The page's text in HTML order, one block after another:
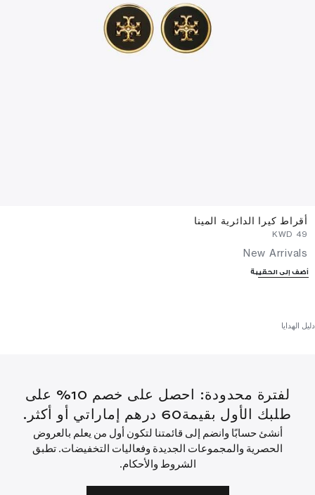
أقراط كيرا الدائرية المينا
New Arrivals
أضف إلى الحقيبة
دليل الهدايا
لفترة محدودة: احصل على خصم 10% على
طلبك الأول بقيمة60 درهم إماراتي أو أكثر.
أنشئ حسابًا وانضم إلى قائمتنا لتكون أول من يعلم بالعروض
الحصرية والمجموعات الجديدة وفعاليات التخفيضات. تطبق
الشروط والأحكام.